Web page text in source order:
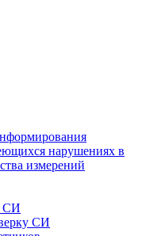
нарушениях в
измерений
СИ
СИ